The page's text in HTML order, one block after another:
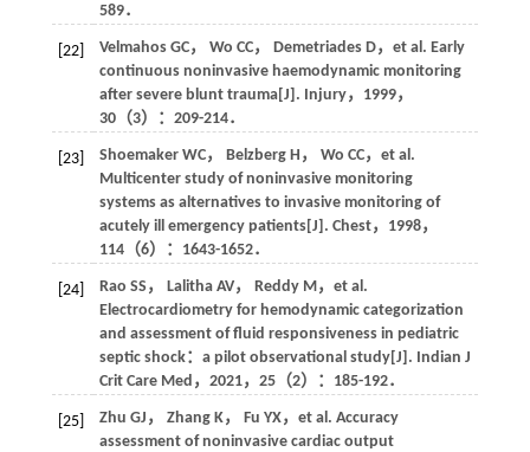
589．
[22] Velmahos GC， Wo CC， Demetriades D，et al. Early
continuous noninvasive haemodynamic monitoring
after severe blunt trauma[J]. Injury， 1999，
30（3）：209-214．
[23] Shoemaker WC， Belzberg H ， Wo CC，et al.
Multicenter study of noninvasive monitoring
systems as alternatives to invasive monitoring of
acutely ill emergency patients[J]. Chest， 1998，
114（6）：1643-1652．
[24] Rao SS ， Lalitha AV， Reddy M，et al.
Electrocardiometry for hemodynamic categorization
and assessment of fluid responsiveness in pediatric
septic shock：a pilot observational study[J]. Indian J
Crit Care Med ， 2021， 25（2）：185-192．
[25] Zhu GJ ， Zhang K， Fu YX，et al. Accuracy
assessment of noninvasive cardiac output